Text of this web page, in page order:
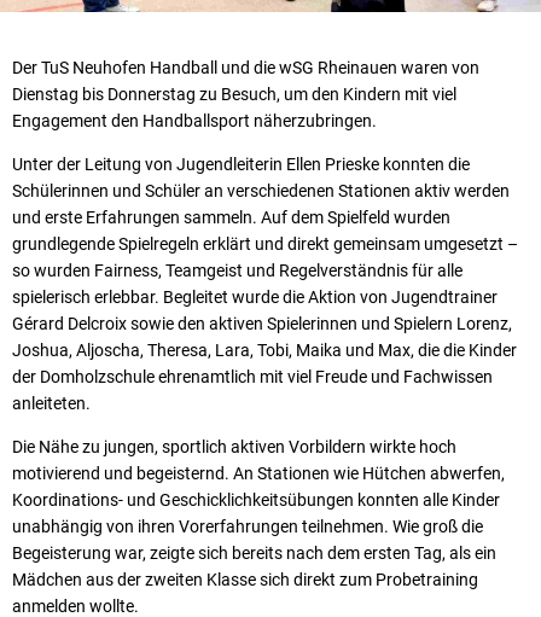
Der TuS Neuhofen Handball und die wSG Rheinauen waren von
Dienstag bis Donnerstag zu Besuch, um den Kindern mit viel
Engagement den Handballsport näherzubringen.
Unter der Leitung von Jugendleiterin Ellen Prieske konnten die
Schülerinnen und Schüler an verschiedenen Stationen aktiv werden
und erste Erfahrungen sammeln. Auf dem Spielfeld wurden
grundlegende Spielregeln erklärt und direkt gemeinsam umgesetzt –
so wurden Fairness, Teamgeist und Regelverständnis für alle
spielerisch erlebbar. Begleitet wurde die Aktion von Jugendtrainer
Gérard Delcroix sowie den aktiven Spielerinnen und Spielern Lorenz,
Joshua, Aljoscha, Theresa, Lara, Tobi, Maika und Max, die die Kinder
der Domholzschule ehrenamtlich mit viel Freude und Fachwissen
anleiteten.
Die Nähe zu jungen, sportlich aktiven Vorbildern wirkte hoch
motivierend und begeisternd. An Stationen wie Hütchen abwerfen,
Koordinations- und Geschicklichkeitsübungen konnten alle Kinder
unabhängig von ihren Vorerfahrungen teilnehmen. Wie groß die
Begeisterung war, zeigte sich bereits nach dem ersten Tag, als ein
Mädchen aus der zweiten Klasse sich direkt zum Probetraining
anmelden wollte.